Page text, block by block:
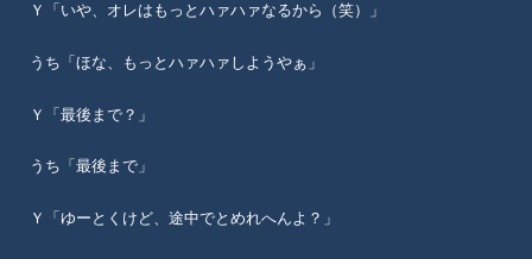
Ｙ「いや、オレはもっとハァハァなるから（笑）」
うち「ほな、もっとハァハァしようやぁ」
Ｙ「最後まで？」
うち「最後まで」
Ｙ「ゆーとくけど、途中でとめれへんよ？」